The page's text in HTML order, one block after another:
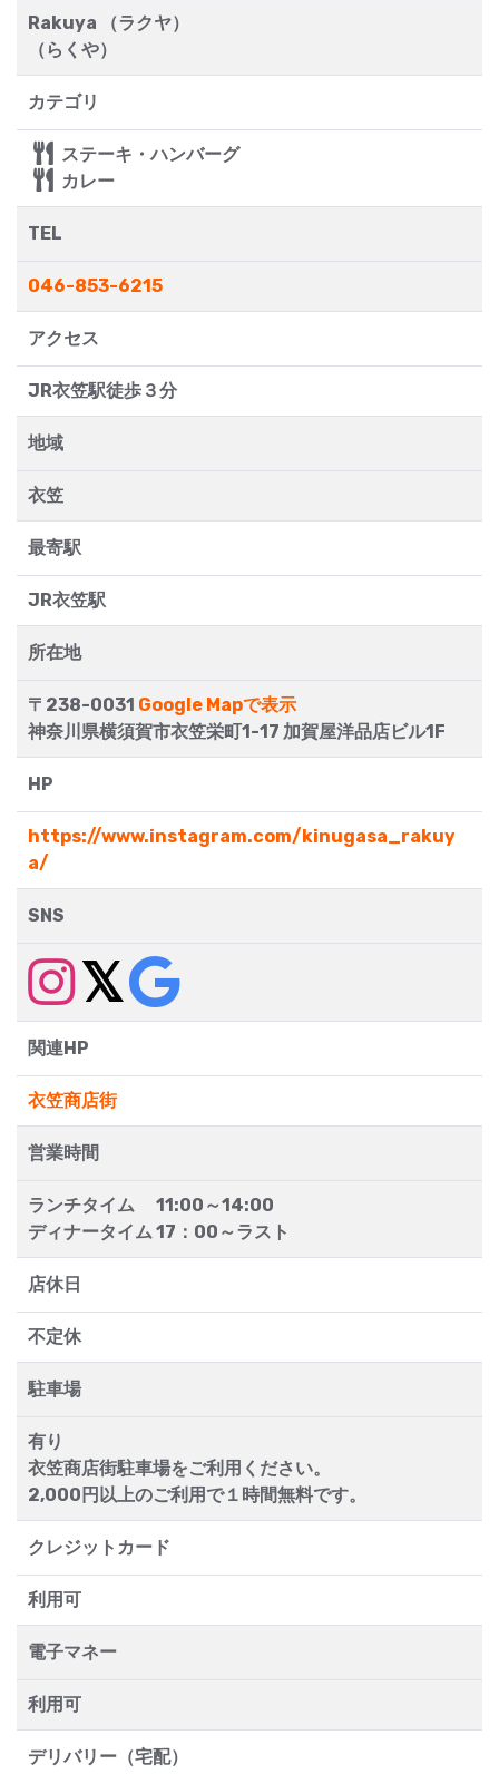
Rakuya （ラクヤ）
（らくや）
カテゴリ
ステーキ・ハンバーグ
カレー
TEL
046-853-6215
アクセス
JR衣笠駅徒歩３分
地域
衣笠
最寄駅
JR衣笠駅
所在地
〒238-0031 Google Mapで表示
神奈川県横須賀市衣笠栄町1-17 加賀屋洋品店ビル1F
HP
https://www.instagram.com/kinugasa_rakuy
a/
SNS
関連HP
衣笠商店街
営業時間
ランチタイム 11:00～14:00
ディナータイム 17：00～ラスト
店休日
不定休
駐車場
有り
衣笠商店街駐車場をご利用ください。
2,000円以上のご利用で１時間無料です。
クレジットカード
利用可
電子マネー
利用可
デリバリー（宅配）